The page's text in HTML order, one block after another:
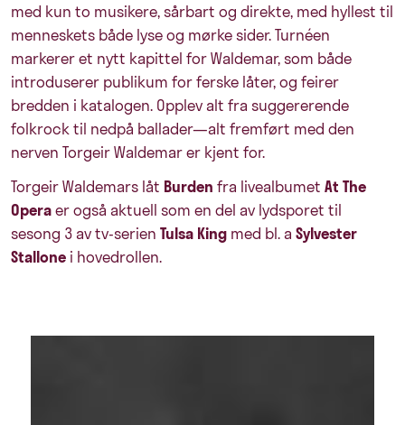
med kun to musikere, sårbart og direkte, med hyllest til
menneskets både lyse og mørke sider. Turnéen
markerer et nytt kapittel for Waldemar, som både
introduserer publikum for ferske låter, og feirer
bredden i katalogen. Opplev alt fra suggererende
folkrock til nedpå ballader—alt fremført med den
nerven Torgeir Waldemar er kjent for.
Torgeir Waldemars låt Burden fra livealbumet At The
Operaer også aktuell som en del av lydsporet til
sesong 3 av tv-serien Tulsa King med bl. a Sylvester
Stallone i hovedrollen.